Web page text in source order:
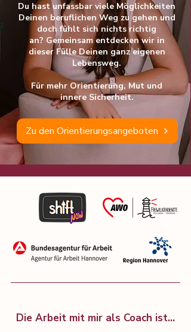
Du hast unfassbar viele Möglichkeiten
Deinen beruflichen Weg zu gehen und
doch fühlt sich nichts richtig
an? Gemeinsam entdecken wir in
dieser Fülle Deinen ganz eigenen
Lebensweg.
Für mehr Orientierung, Mut und
innere Sicherheit.
Zu den Orientierungsangeboten
Die Arbeit mit mir als Coach ist...